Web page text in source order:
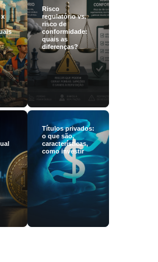
Risco
regulatório vs.
risco de
conformidade:
quais as
diferenças?
Títulos privados:
o que são,
características,
como investir